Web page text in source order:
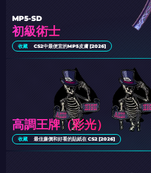
初級術士
MP5-SD
收藏 CS2中最便宜的MP5皮膚 [2026]
高調王牌（彩光）
收藏 最佳廉價和好看的貼紙在 CS2 [2026]